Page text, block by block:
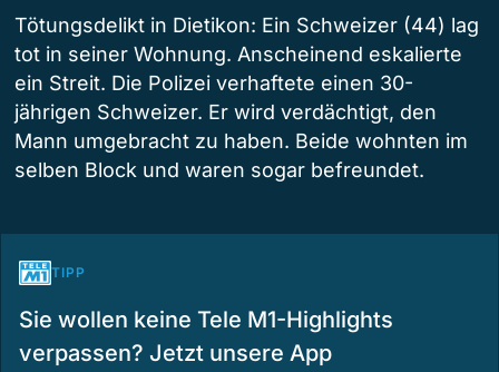
Tötungsdelikt in Dietikon: Ein Schweizer (44) lag
tot in seiner Wohnung. Anscheinend eskalierte
ein Streit. Die Polizei verhaftete einen 30-
jährigen Schweizer. Er wird verdächtigt, den
Mann umgebracht zu haben. Beide wohnten im
selben Block und waren sogar befreundet.
TIPP
Sie wollen keine Tele M1-Highlights
verpassen? Jetzt unsere App